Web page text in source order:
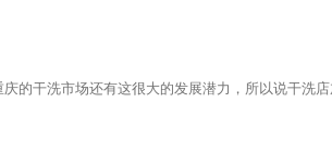
的干洗市场还有这很大的发展潜力，所以说干洗